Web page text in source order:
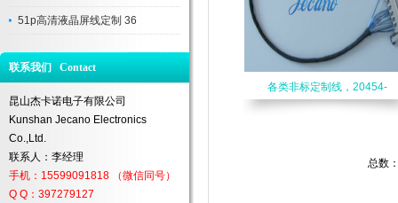
51p高清液晶屏线定制 36
联系我们 Contact
昆山杰卡诺电子有限公司
Kunshan Jecano Electronics
Co.,Ltd.
联系人：李经理
手机：15599091818 （微信同号）
Q Q：397279127
各类非标定制线，20454-
总数